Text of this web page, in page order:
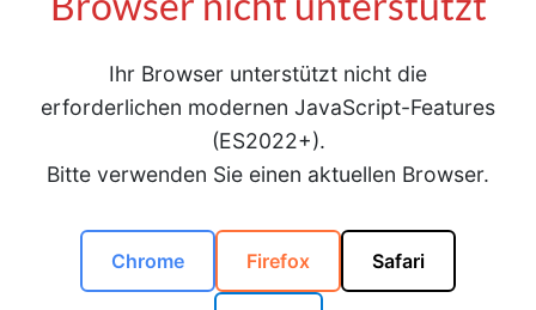
Ihr Browser unterstützt nicht die
erforderlichen modernen JavaScript-Features
(ES2022+).
Bitte verwenden Sie einen aktuellen Browser.
Chrome Firefox Safari